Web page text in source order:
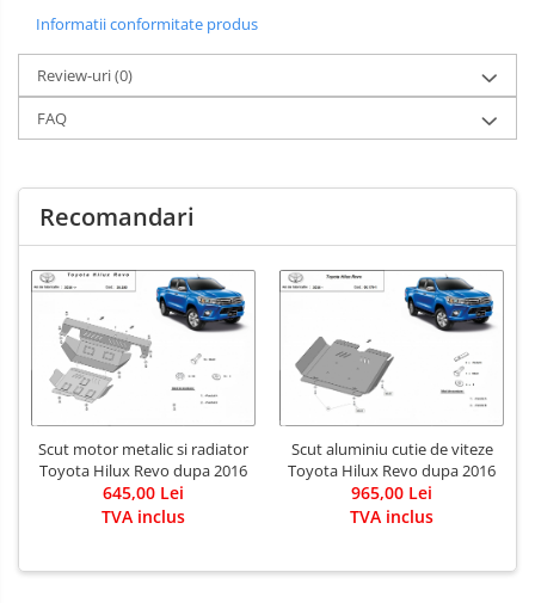
Informatii conformitate produs
Review-uri(0)
FAQ
Recomandari
Scut motor metalic si radiator
Toyota Hilux Revo dupa 2016
645,00 Lei
TVA inclus
Scut aluminiu cutie de viteze
Toyota Hilux Revo dupa 2016
965,00 Lei
TVA inclus